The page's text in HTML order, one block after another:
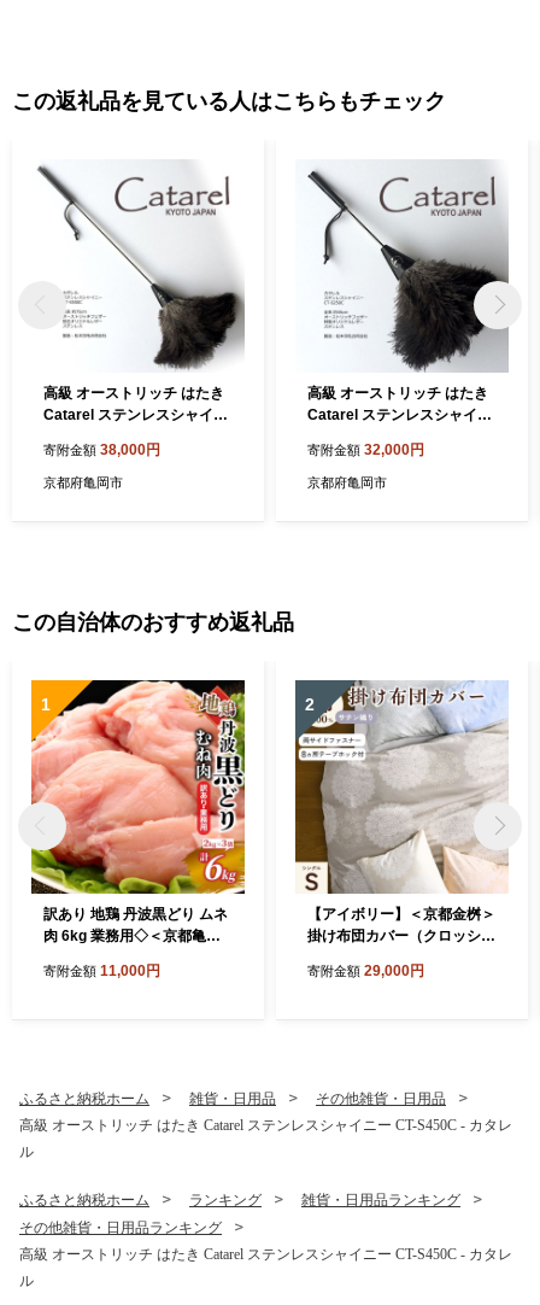
この返礼品を見ている人はこちらもチェック
高級 オーストリッチ はたき
Catarel ステンレスシャイニ
寄附金額 38,000円
京都府亀岡市
高級 オーストリッチ はたき
Catarel ステンレスシャイニ
寄附金額 32,000円
京都府亀岡市
この自治体のおすすめ返礼品
1
訳あり 地鶏 丹波黒どり ムネ
肉 6kg 業務用◇＜京都亀岡
鶏肉 ムネ むね 不揃い》
寄附金額 11,000円
2
【アイボリー】＜京都金桝＞
掛け布団カバー（クロッシ
本製 なめらかタッチ 両サイ
バー 心地いい Able Future
京都亀岡産 新生活≫
寄附金額 29,000円
ふるさと納税ホーム 雑貨・日用品
その他雑貨・日用品
高級 オーストリッチ はたき Catarel ステンレスシャイニー CT-S450C - カタレ
ル
ふるさと納税ホーム ランキング
雑貨・日用品ランキング
その他雑貨・日用品ランキング
高級 オーストリッチ はたき Catarel ステンレスシャイニー CT-S450C - カタレ
ル